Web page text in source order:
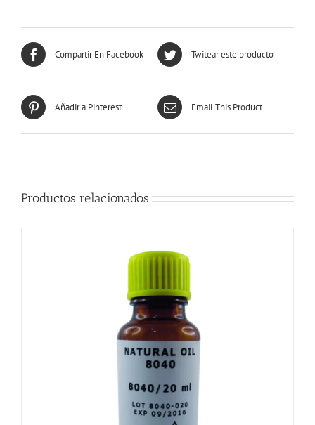
Compartir En Facebook Twitear este producto
Añadir a Pinterest Email This Product
Productos relacionados